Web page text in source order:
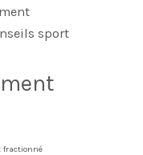
sport
fractionné